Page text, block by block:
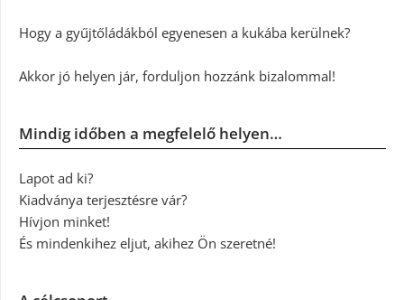
Hogy a gyűjtőládákból egyenesen a kukába kerülnek?
Akkor jó helyen jár, forduljon hozzánk bizalommal!
Mindig időben a megfelelő helyen…
Lapot ad ki?
Kiadványa terjesztésre vár?
Hívjon minket!
És mindenkihez eljut, akihez Ön szeretné!